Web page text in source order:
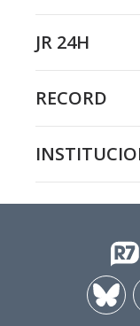
JR 24H
RECORD